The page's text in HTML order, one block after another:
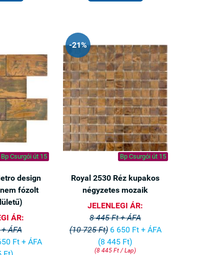
tudjuk
Bp Csurgói út 15
design
fózolt
ÁR:
ÁFA
Ft + ÁFA
-21%
Bp Csurgói út 15
Royal 2530 Réz kupakos
négyzetes mozaik
JELENLEGI ÁR:
8 445 Ft + ÁFA
(10 725 Ft) 6 650 Ft + ÁFA
(8 445 Ft)
(8 445 Ft / Lap)